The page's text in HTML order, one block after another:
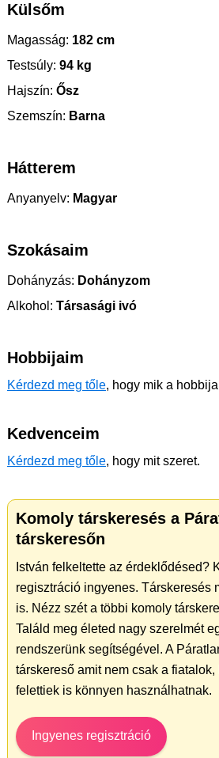
Külsőm
Magasság: 182 cm
Testsúly: 94 kg
Hajszín: Ősz
Szemszín: Barna
Hátterem
Anyanyelv: Magyar
Szokásaim
Dohányzás: Dohányzom
Alkohol: Társasági ivó
Hobbijaim
Kérdezd meg tőle, hogy mik a
Kedvenceim
Kérdezd meg tőle, hogy mit szeret.
Komoly társkeresés a
társkeresőn
István felkeltette az érdeklődésed?
regisztráció ingyenes. Társkeresés
is. Nézz szét a többi komoly
Találd meg életed nagy szerelmét
rendszerünk segítségével. A
társkereső amit nem csak a
felettiek is könnyen használhatnak.
Ingyenes regisztráció